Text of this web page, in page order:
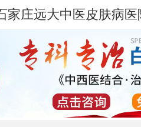
家庄远大中医皮肤病医